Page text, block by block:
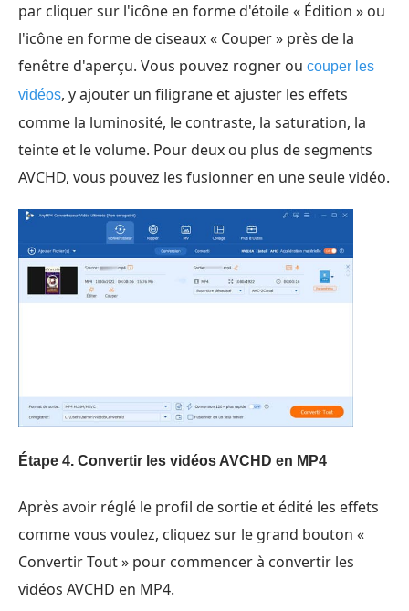
par cliquer sur l'icône en forme d'étoile « Édition » ou
l'icône en forme de ciseaux « Couper » près de la
fenêtre d'aperçu. Vous pouvez rogner ou couper les
vidéos, y ajouter un filigrane et ajuster les effets
comme la luminosité, le contraste, la saturation, la
teinte et le volume. Pour deux ou plus de segments
AVCHD, vous pouvez les fusionner en une seule vidéo.
Étape 4. Convertir les vidéos AVCHD en MP4
Après avoir réglé le profil de sortie et édité les effets
comme vous voulez, cliquez sur le grand bouton «
Convertir Tout » pour commencer à convertir les
vidéos AVCHD en MP4.